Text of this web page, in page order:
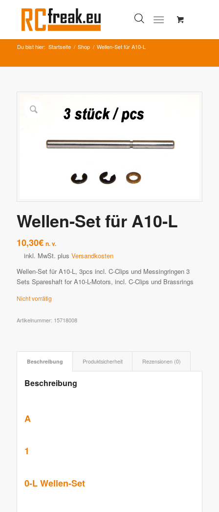
Du bist hier: Startseite / Shop / Wellen-Set für A10-L
Wellen-Set für A10-L
10,30€ n. v.
inkl. MwSt. plus Versandkosten
Wellen-Set für A10-L, 3pcs incl. C-Clips und Messingringen 3
Sets Spareshaft for A10-L-Motors, incl. C-Clips und Brassrings
Nicht vorrätig
Artikelnummer: 15718008
Beschreibung Produktsicherheit Rezensionen (0)
Beschreibung
A
1
0-L Wellen-Set